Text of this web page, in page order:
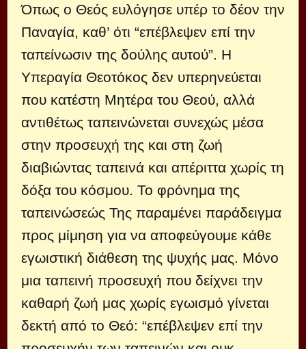
Όπως ο Θεός ευλόγησε υπέρ το δέον την
Παναγία, καθ’ ότι “επέβλεψεν επί την
ταπείνωσιν της δούλης αυτού”. Η
Υπεραγία Θεοτόκος δεν υπερηνεύεται
που κατέστη Μητέρα του Θεού, αλλά
αντιθέτως ταπεινώνεται συνεχώς μέσα
στην προσευχή της και στη ζωή
διαβιώντας ταπεινά και απέριττα χωρίς τη
δόξα του κόσμου. Το φρόνημα της
ταπεινώσεώς Της παραμένει παράδειγμα
προς μίμηση για να αποφεύγουμε κάθε
εγωιστική διάθεση της ψυχής μας. Μόνο
μια ταπεινή προσευχή που δείχνει την
καθαρή ζωή μας χωρίς εγωισμό γίνεται
δεκτή από το Θεό: “επέβλεψεν επί την